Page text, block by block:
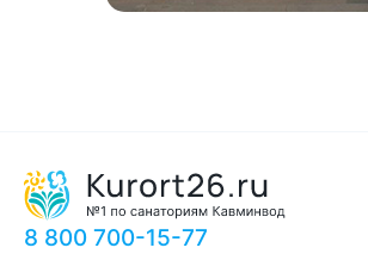
8 800 700-15-77